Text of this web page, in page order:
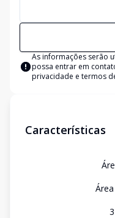
As informações serão
possa entrar em
privacidade e termos
Características
3